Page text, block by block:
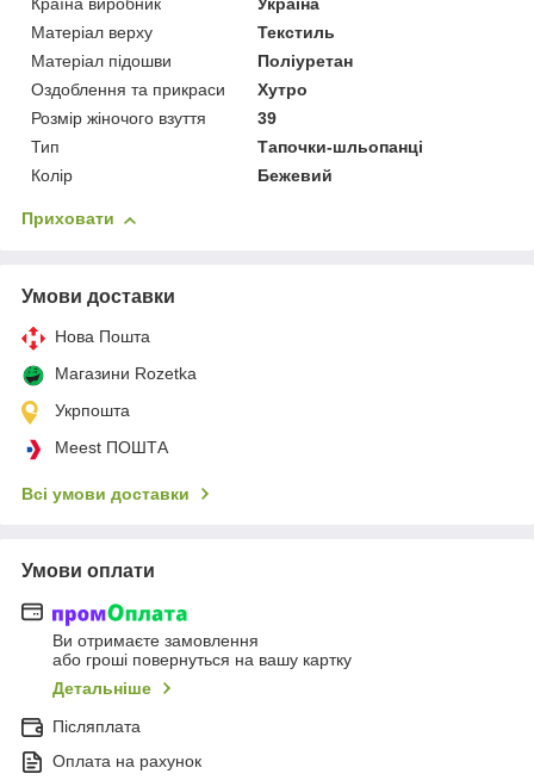
Країна виробник
Україна
Матеріал верху
Текстиль
Матеріал підошви
Поліуретан
Оздоблення та прикраси
Хутро
Розмір жіночого взуття
39
Тип
Тапочки-шльопанці
Колір
Бежевий
Приховати
Умови доставки
Нова Пошта
Магазини Rozetka
Укрпошта
Meest ПОШТА
Всі умови доставки
Умови оплати
Ви отримаєте замовлення
або гроші повернуться на вашу картку
Детальніше
Післяплата
Оплата на рахунок